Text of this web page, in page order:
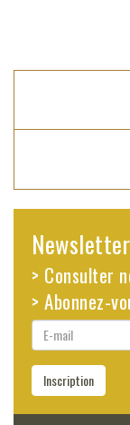
> Consulter
> Abonnez-
E-
mail
Inscription